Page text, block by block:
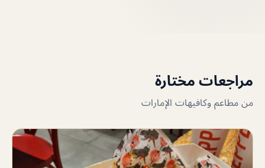
مراجعات مختارة
من مطاعم وكافيهات الإمارات